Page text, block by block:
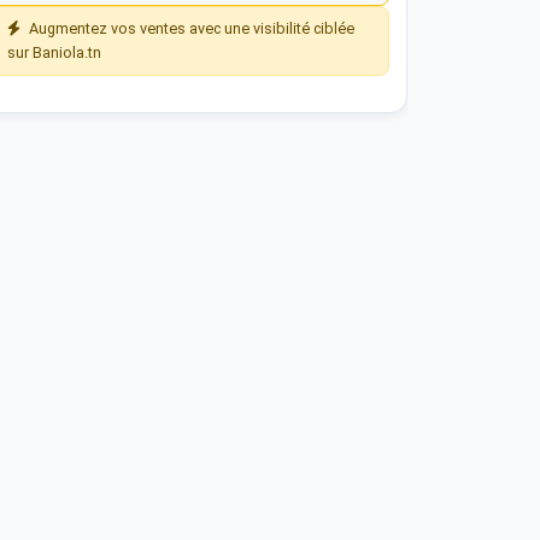
Augmentez vos ventes avec une visibilité ciblée
sur Baniola.tn